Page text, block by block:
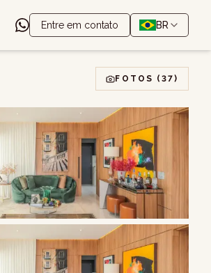
Entre em contato BR
FOTOS (37)